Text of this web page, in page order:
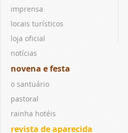
imprensa
locais turísticos
loja oficial
notícias
novena e festa
o santuário
pastoral
rainha hotéis
revista de aparecida